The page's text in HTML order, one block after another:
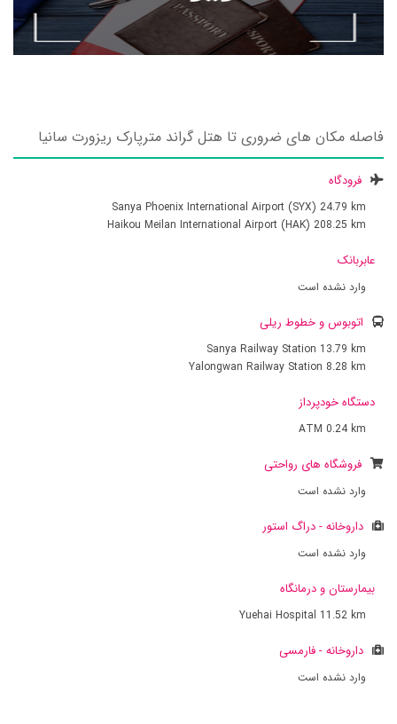
فاصله مکان های ضروری تا هتل گراند مترپارک ریزورت سانیا
فرودگاه
Sanya Phoenix International Airport (SYX) 24.79 km
Haikou Meilan International Airport (HAK) 208.25 km
عابربانک
وارد نشده است
اتوبوس و خطوط ریلی
Sanya Railway Station 13.79 km
Yalongwan Railway Station 8.28 km
دستگاه خودپرداز
ATM 0.24 km
فروشگاه های رواحتی
وارد نشده است
داروخانه - دراگ استور
وارد نشده است
بیمارستان و درمانگاه
Yuehai Hospital 11.52 km
داروخانه - فارمسی
وارد نشده است